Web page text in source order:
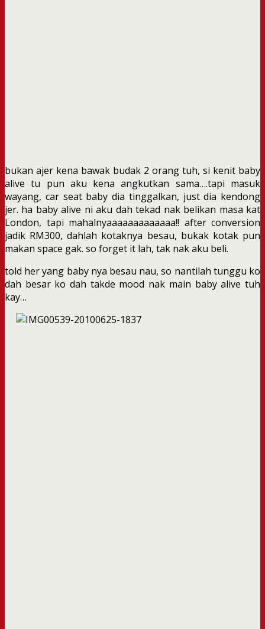
bukan ajer kena bawak budak 2 orang tuh, si kenit baby
alive tu pun aku kena angkutkan sama….tapi masuk
wayang, car seat baby dia tinggalkan, just dia kendong
jer. ha baby alive ni aku dah tekad nak belikan masa kat
London, tapi mahalnyaaaaaaaaaaaaa!! after conversion
jadik RM300, dahlah kotaknya besau, bukak kotak pun
makan space gak. so forget it lah, tak nak aku beli.
told her yang baby nya besau nau, so nantilah tunggu ko
dah besar ko dah takde mood nak main baby alive tuh
kay…